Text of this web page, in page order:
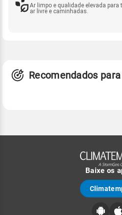
Ar limpo e qualidade elevada
ar livre e caminhadas.
Recomendados
Baixe os